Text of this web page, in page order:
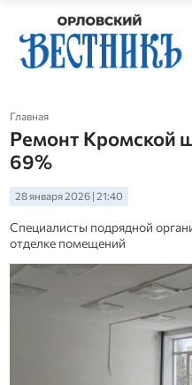
Главная
Ремонт Кромской
69%
28 января 2026 | 21:40
Специалисты подрядной
отделке помещений